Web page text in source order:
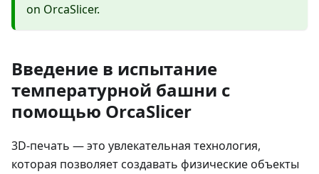
on OrcaSlicer.
Введение в испытание
температурной башни с
помощью OrcaSlicer
3D-печать — это увлекательная технология,
которая позволяет создавать физические объекты